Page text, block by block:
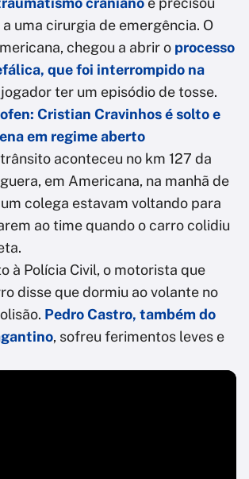
uma cirurgia de emergência. O
chegou a abrir o processo
que foi interrompido na
ter um episódio de tosse.
Cristian Cravinhos é solto e
em regime aberto
aconteceu no km 127 da
em Americana, na manhã de
colega estavam voltando para
ao time quando o carro colidiu
à Polícia Civil, o motorista que
disse que dormiu ao volante no
Pedro Castro, também do
, sofreu ferimentos leves e